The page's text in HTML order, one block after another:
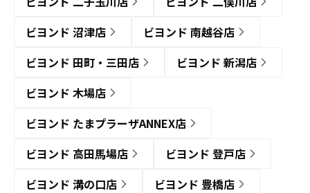
ビヨンド 沼津店
ビヨンド 南越谷店
ビヨンド 田町・三田店
ビヨンド 新潟店
ビヨンド 木場店
ビヨンド たまプラーザANNEX店
ビヨンド 高田馬場店
ビヨンド 登戸店
ビヨンド 溝の口店
ビヨンド 豊橋店